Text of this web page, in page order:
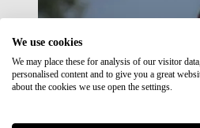
We use cookies
We may place these for analysis of our visitor
personalised content and to give you a great
about the cookies we use open the settings.